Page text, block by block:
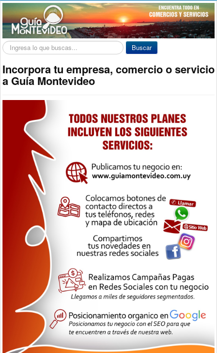
Buscar... Buscar
Incorpora tu empresa, comercio o servicio
a Guía Montevideo